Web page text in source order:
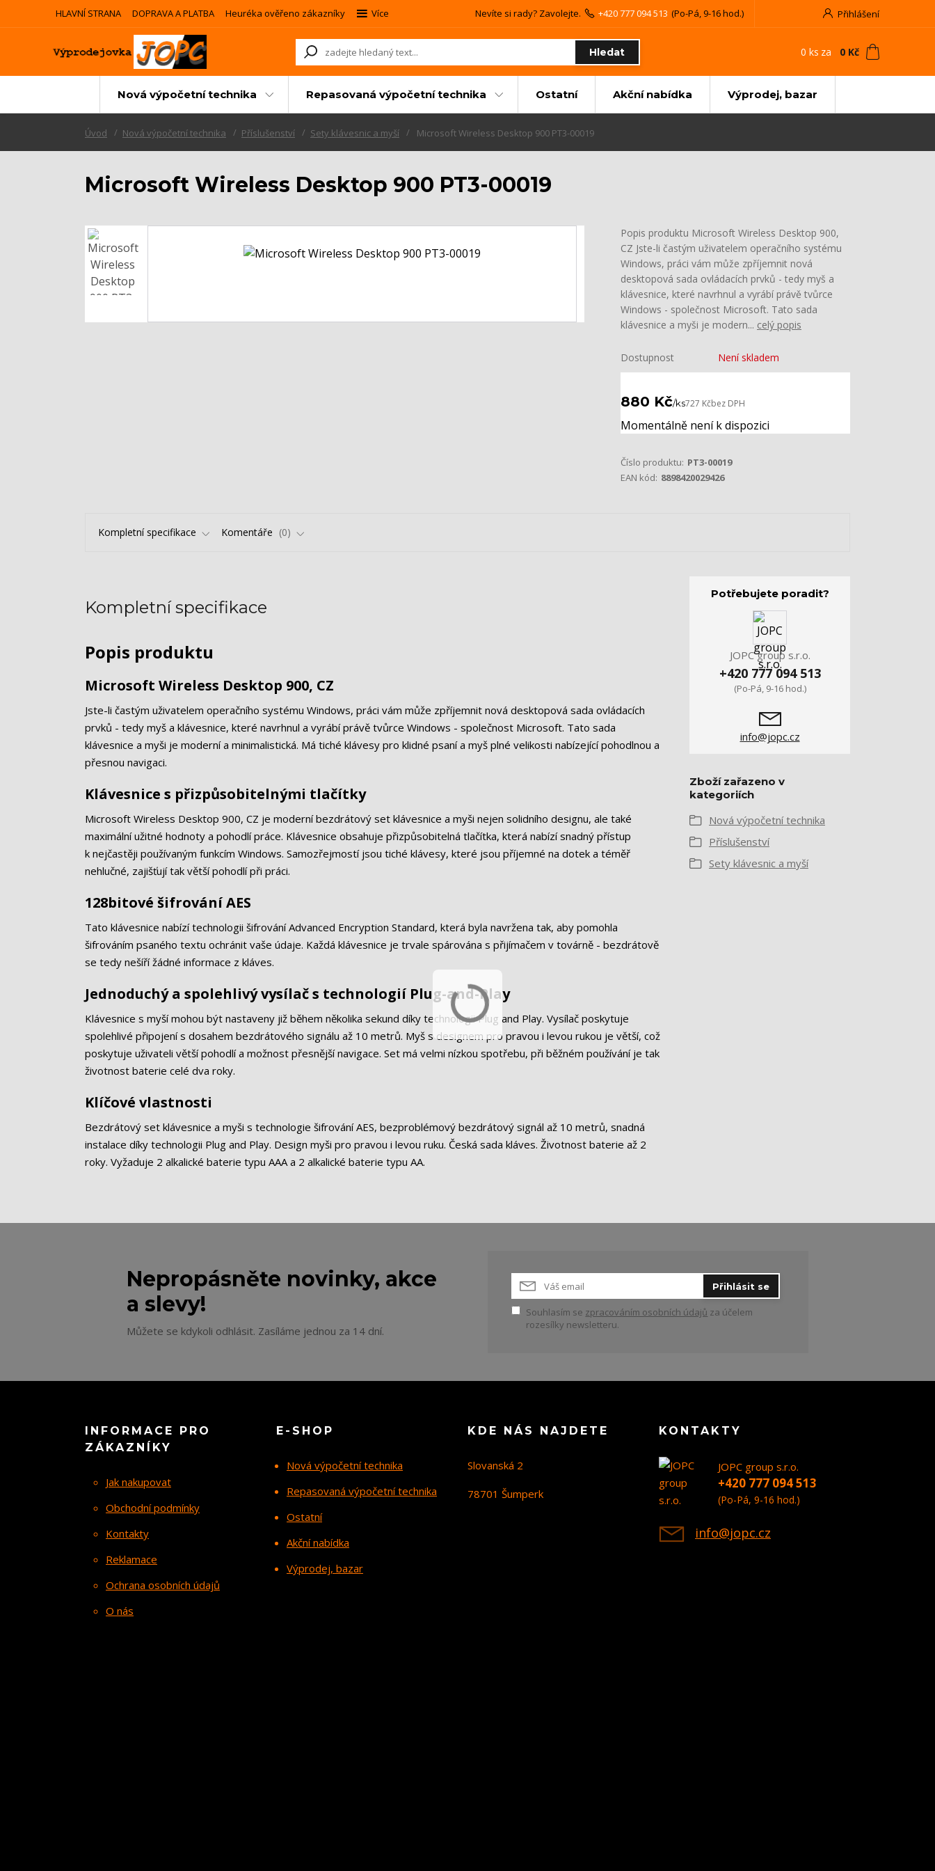
HLAVNÍ STRANA DOPRAVA A PLATBA Heuréka ověřeno zákazníky Více Přihlášení
Hledat
Nevíte si rady? Zavolejte. +420 777 094 513 (Po-Pá, 9-16 hod.)
0 ks za 0 Kč
Nová výpočetní technika Repasovaná výpočetní technika Ostatní Akční nabídka Výprodej, bazar
Úvod Nová výpočetní technika Příslušenství Sety klávesnic a myší Microsoft Wireless Desktop 900 PT3-00019
Microsoft Wireless Desktop 900 PT3-00019
Popis produktu Microsoft Wireless Desktop 900,
CZ Jste-li častým uživatelem operačního systému
Windows, práci vám může zpříjemnit nová
desktopová sada ovládacích prvků - tedy myš a
klávesnice, které navrhnul a vyrábí právě tvůrce
Windows - společnost Microsoft. Tato sada
klávesnice a myši je modern... celý popis
Dostupnost Není skladem
880 Kč/ks727 Kčbez DPH
Momentálně není k dispozici
Číslo produktu: PT3-00019
EAN kód: 8898420029426
Kompletní specifikace Komentáře 0
Kompletní specifikace
Popis produktu
Microsoft Wireless Desktop 900, CZ
Jste-li častým uživatelem operačního systému Windows, práci vám může zpříjemnit nová desktopová sada ovládacích
prvků - tedy myš a klávesnice, které navrhnul a vyrábí právě tvůrce Windows - společnost Microsoft. Tato sada
klávesnice a myši je moderní a minimalistická. Má tiché klávesy pro klidné psaní a myš plné velikosti nabízející pohodlnou a
přesnou navigaci.
Klávesnice s přizpůsobitelnými tlačítky
Microsoft Wireless Desktop 900, CZ je moderní bezdrátový set klávesnice a myši nejen solidního designu, ale také
maximální užitné hodnoty a pohodlí práce. Klávesnice obsahuje přizpůsobitelná tlačítka, která nabízí snadný přístup
k nejčastěji používaným funkcím Windows. Samozřejmostí jsou tiché klávesy, které jsou příjemné na dotek a téměř
nehlučné, zajišťují tak větší pohodlí při práci.
128bitové šifrování AES
Tato klávesnice nabízí technologii šifrování Advanced Encryption Standard, která byla navržena tak, aby pomohla
šifrováním psaného textu ochránit vaše údaje. Každá klávesnice je trvale spárována s přijímačem v továrně - bezdrátově
se tedy nešíří žádné informace z kláves.
Jednoduchý a spolehlivý vysílač s technologií Plug-and-Play
Klávesnice s myší mohou být nastaveny již během několika sekund díky technologii Plug and Play. Vysílač poskytuje
spolehlivé připojení s dosahem bezdrátového signálu až 10 metrů. Myš s designem pro pravou i levou rukou je větší, což
poskytuje uživateli větší pohodlí a možnost přesnější navigace. Set má velmi nízkou spotřebu, při běžném používání je tak
životnost baterie celé dva roky.
Klíčové vlastnosti
Bezdrátový set klávesnice a myši s technologie šifrování AES, bezproblémový bezdrátový signál až 10 metrů, snadná
instalace díky technologii Plug and Play. Design myši pro pravou i levou ruku. Česká sada kláves. Životnost baterie až 2
roky. Vyžaduje 2 alkalické baterie typu AAA a 2 alkalické baterie typu AA.
Potřebujete poradit?
JOPC group s.r.o.
+420 777 094 513
(Po-Pá, 9-16 hod.)
info@jopc.cz
Zboží zařazeno v
kategoriích
Nová výpočetní technika
Příslušenství
Sety klávesnic a myší
Nepropásněte novinky, akce
a slevy!
Můžete se kdykoli odhlásit. Zasíláme jednou za 14 dní.
Přihlásit se
Souhlasím se zpracováním osobních údajů za účelem
rozesílky newsletteru.
INFORMACE PRO
ZÁKAZNÍKY
Jak nakupovat
Obchodní podmínky
Kontakty
Reklamace
Ochrana osobních údajů
O nás
E-SHOP
Nová výpočetní technika
Repasovaná výpočetní technika
Ostatní
Akční nabídka
Výprodej, bazar
KDE NÁS NAJDETE
Slovanská 2
78701 Šumperk
KONTAKTY
JOPC group s.r.o.
+420 777 094 513
(Po-Pá, 9-16 hod.)
info@jopc.cz